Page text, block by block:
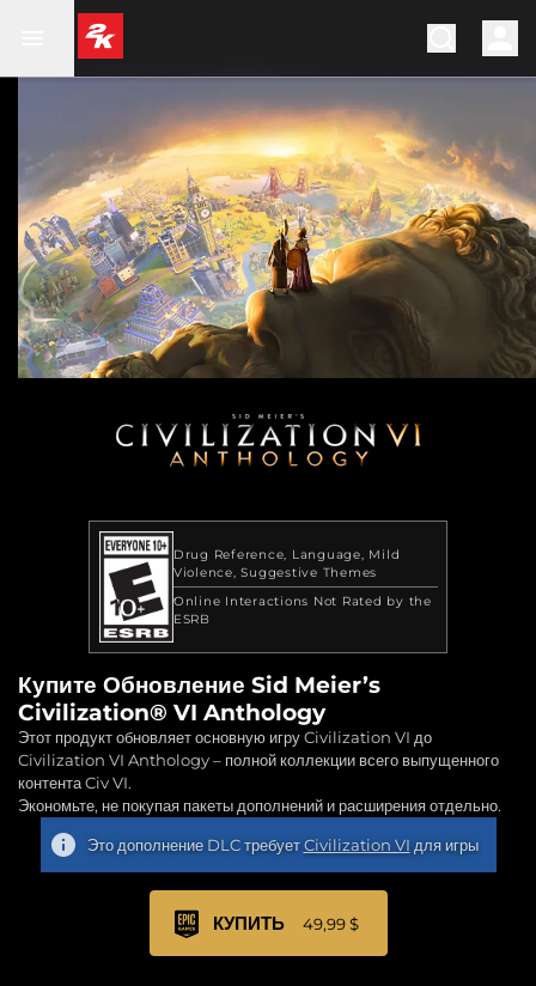
Drug Reference Language
Mild
Violence Suggestive Themes
Online Interactions Not Rated by the
ESRB
Купите Обновление Sid Meier’s
Civilization® VI Anthology
Этот продукт обновляет основную игру Civilization VI до
Civilization VI Anthology – полной коллекции всего выпущенного
контента Civ VI.
Экономьте, не покупая пакеты дополнений и расширения отдельно.
Это дополнение DLC требуетCivilization VI для игры
КУПИТЬ 49,99 $